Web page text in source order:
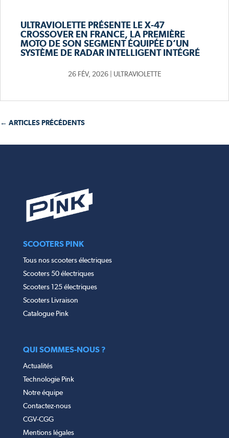
ULTRAVIOLETTE PRÉSENTE LE X-47
CROSSOVER EN FRANCE, LA PREMIÈRE
MOTO DE SON SEGMENT ÉQUIPÉE D’UN
SYSTÈME DE RADAR INTELLIGENT INTÉGRÉ
26 FÉV, 2026 ULTRAVIOLETTE
← ARTICLES PRÉCÉDENTS
SCOOTERS PINK
Tous nos scooters électriques
Scooters 50 électriques
Scooters 125 électriques
Scooters Livraison
Catalogue Pink
QUI SOMMES-NOUS ?
Actualités
Technologie Pink
Notre équipe
Contactez-nous
CGV-CGG
Mentions légales